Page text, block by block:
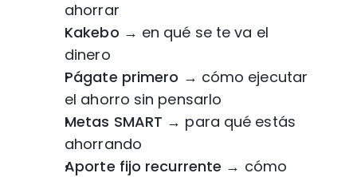
ahorrar
Kakebo → en qué se te va el
dinero
Págate primero → cómo ejecutar
el ahorro sin pensarlo
Metas SMART → para qué estás
ahorrando
Aporte fijo recurrente → cómo